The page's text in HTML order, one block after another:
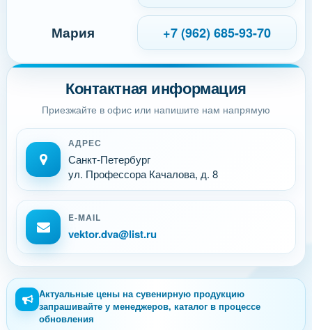
Контактная информация
Приезжайте в офис или напишите нам напрямую
АДРЕС
Санкт-Петербург
ул. Профессора Качалова, д. 8
E-MAIL
vektor.dva@list.ru
Мария +7 (962) 685-93-70
Актуальные цены на сувенирную продукцию
запрашивайте у менеджеров, каталог в процессе
обновления